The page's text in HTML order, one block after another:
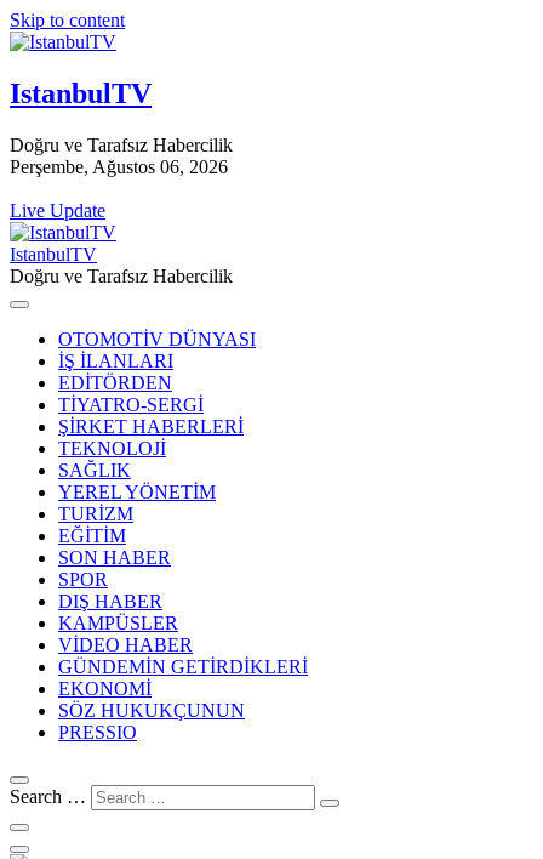
Skip to content
IstanbulTV
Doğru ve Tarafsız Habercilik
Perşembe, Ağustos 06, 2026
Live Update
IstanbulTV
Doğru ve Tarafsız Habercilik
OTOMOTİV DÜNYASI
İŞ İLANLARI
EDİTÖRDEN
TİYATRO-SERGİ
ŞİRKET HABERLERİ
TEKNOLOJİ
SAĞLIK
YEREL YÖNETİM
TURİZM
EĞİTİM
SON HABER
SPOR
DIŞ HABER
KAMPÜSLER
VİDEO HABER
GÜNDEMİN GETİRDİKLERİ
EKONOMİ
SÖZ HUKUKÇUNUN
PRESSIO
Search …